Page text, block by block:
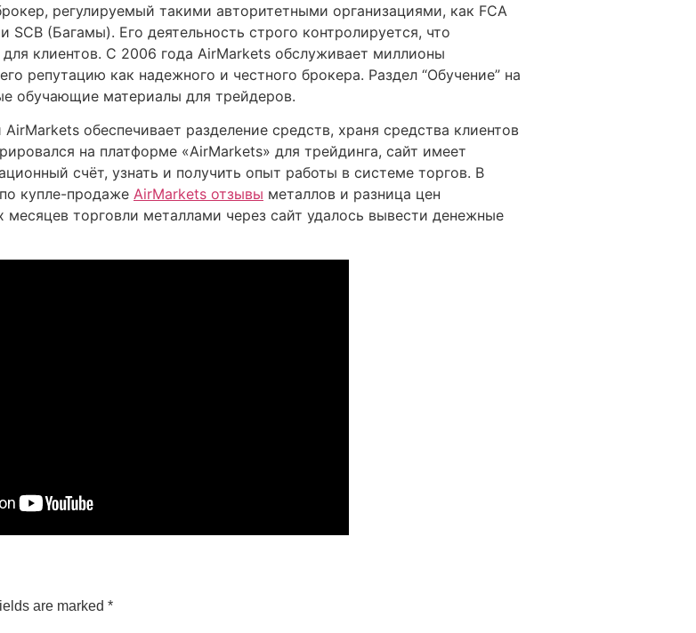
регулируемый такими авторитетными организациями, как FCA
(Багамы). Его деятельность строго контролируется, что
клиентов. С 2006 года AirMarkets обслуживает миллионы
репутацию как надежного и честного брокера. Раздел “Обучение” на
обучающие материалы для трейдеров.
обеспечивает разделение средств, храня средства клиентов
на платформе «AirMarkets» для трейдинга, сайт имеет
счёт, узнать и получить опыт работы в системе торгов. В
купле-продаже AirMarkets отзывы металлов и разница цен
торговли металлами через сайт удалось вывести денежные
are marked *